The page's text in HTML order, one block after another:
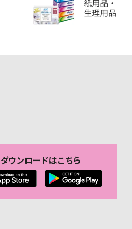
ダウンロードはこちら